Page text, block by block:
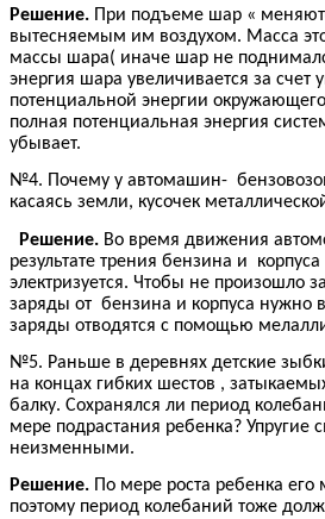
Решение. При подъеме шар «
вытесняемым им воздухом. Масса
массы шара( иначе шар не
энергия шара увеличивается за счет
потенциальной энергии
полная потенциальная энергия
убывает.
№4. Почему у автомашин-
касаясь земли, кусочек
Решение. Во время движения
результате трения бензина и
электризуется. Чтобы не произошло
заряды от бензина и корпуса нужно
заряды отводятся с помощью
№5. Раньше в деревнях детские
на концах гибких шестов ,
балку. Сохранялся ли период
мере подрастания ребенка? Упругие
неизменными.
Решение. По мере роста ребенка его
поэтому период колебаний тоже